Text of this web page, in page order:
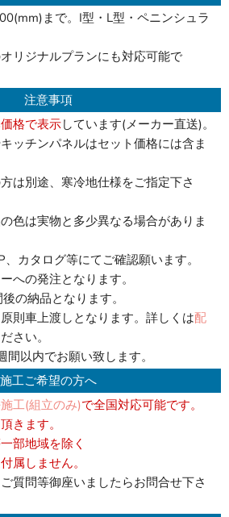
まで。I型・L型・ペニンシュラ
リジナルプランにも対応可能で
注意事項
格で表示しています(メーカー直送)。
ッチンパネルはセット価格には含ま
は別途、寒冷地仕様をご指定下さ
色は実物と多少異なる場合がありま
カタログ等にてご確認願います。
への発注となります。
の納品となります。
則車上渡しとなります。詳しくは配
さい。
間以内でお願い致します。
施工ご希望の方へ
工(組立のみ)で全国対応可能です。
きます。
部地域を除く
属しません。
質問等御座いましたらお問合せ下さ